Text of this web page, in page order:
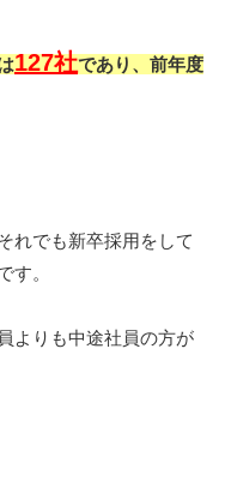
127社であり、前年度
れでも新卒採用をして
す。
よりも中途社員の方が